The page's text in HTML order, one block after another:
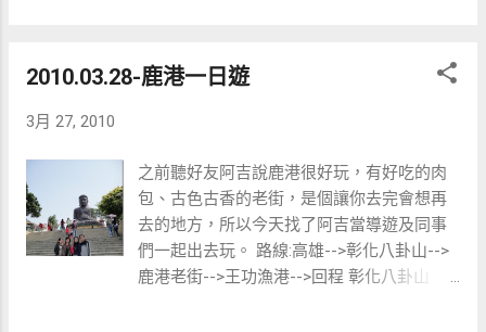
2010.03.28-鹿港一日遊
3月 27, 2010
之前聽好友阿吉說鹿港很好玩，有好吃的肉
包、古色古香的老街，是個讓你去完會想再
去的地方，所以今天找了阿吉當導遊及同事
們一起出去玩。 路線:高雄-->彰化八卦山-->
鹿港老街-->王功漁港-->回程 彰化八卦山，